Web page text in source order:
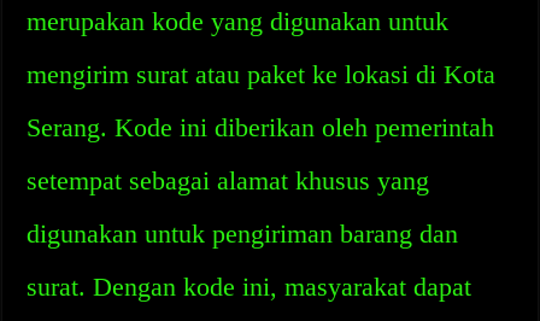
merupakan kode yang digunakan untuk
mengirim surat atau paket ke lokasi di Kota
Serang. Kode ini diberikan oleh pemerintah
setempat sebagai alamat khusus yang
digunakan untuk pengiriman barang dan
surat. Dengan kode ini, masyarakat dapat